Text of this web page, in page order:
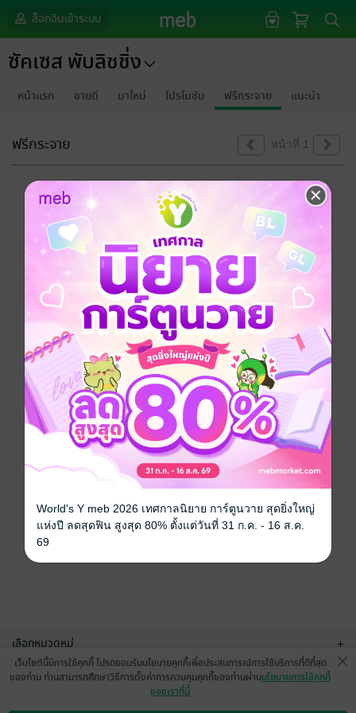
ล็อกอินเข้าระบบ
ซัคเซส พับลิชชิ่ง
หน้าแรก ขายดี มาใหม่ โปรโมชัน ฟรีกระจาย แนะนำ
ฟรีกระจาย หน้าที่ 1
ขออภัยด้วยนะคะ
ไม่พบข้อมูลในหัวข้อที่คุณกำลังชมค่ะ
เลือกหมวดหมู่ +
บริการช่วยเหลือ
เว็บไซต์นี้มีการใช้คุกกี้ โปรดยอมรับนโยบายคุกกี้เพื่อประสบการณ์การใช้บริการที่ดีที่สุด
ของท่าน ท่านสามารถศึกษาวิธีการตั้งค่าการควบคุมคุกกี้ของท่านผ่านนโยบายการใช้คุกกี้
ของเราที่นี่
World's Y meb 2026 เทศกาลนิยาย การ์ตูนวาย สุดยิ่งใหญ่
แห่งปี ลดสุดฟิน สูงสุด 80% ตั้งแต่วันที่ 31 ก.ค. - 16 ส.ค.
69